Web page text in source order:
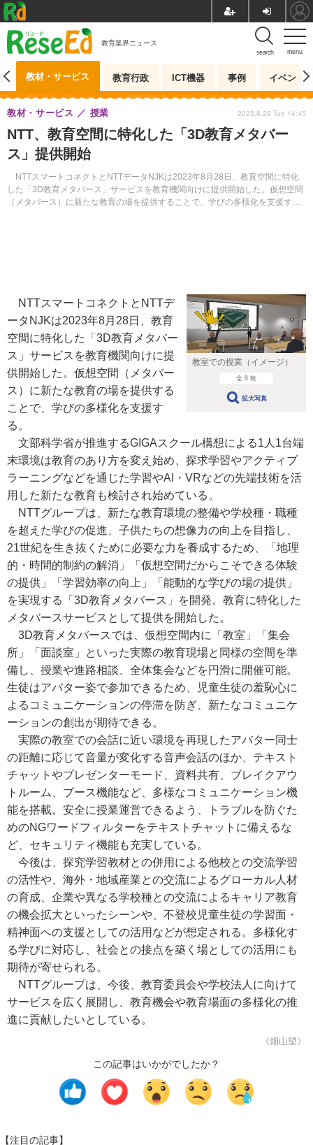
menu
search
教育業界ニュース
教材・サービス 教育行政 ICT機器 事例 イベント
NTT、教育空間に特化した「3D教育メタバー
ス」提供開始
NTTスマートコネクトとNTTデータNJKは2023年8月28日、教育空間に特化
した「3D教育メタバース」サービスを教育機関向けに提供開始した。仮想空間
（メタバース）に新たな教育の場を提供することで、学びの多様化を支援す
教材・サービス 授業 2023.8.29 Tue 14:45
教室での授業（イメージ）
全 8 枚
拡大写真
NTTスマートコネクトとNTTデ
ータNJKは2023年8月28日、教育
空間に特化した「3D教育メタバー
ス」サービスを教育機関向けに提
供開始した。仮想空間（メタバー
ス）に新たな教育の場を提供する
ことで、学びの多様化を支援す
る。
文部科学省が推進するGIGAスクール構想による1人1台端
末環境は教育のあり方を変え始め、探求学習やアクティブ
ラーニングなどを通じた学習やAI・VRなどの先端技術を活
用した新たな教育も検討され始めている。
NTTグループは、新たな教育環境の整備や学校種・職種
を超えた学びの促進、子供たちの想像力の向上を目指し、
21世紀を生き抜くために必要な力を養成するため、「地理
的・時間的制約の解消」「仮想空間だからこそできる体験
の提供」「学習効率の向上」「能動的な学びの場の提供」
を実現する「3D教育メタバース」を開発。教育に特化した
メタバースサービスとして提供を開始した。
3D教育メタバースでは、仮想空間内に「教室」「集会
所」「面談室」といった実際の教育現場と同様の空間を準
備し、授業や進路相談、全体集会などを円滑に開催可能。
生徒はアバター姿で参加できるため、児童生徒の羞恥心に
よるコミュニケーションの停滞を防ぎ、新たなコミュニケ
ーションの創出が期待できる。
実際の教室での会話に近い環境を再現したアバター同士
の距離に応じて音量が変化する音声会話のほか、テキスト
チャットやプレゼンターモード、資料共有、ブレイクアウ
トルーム、ブース機能など、多様なコミュニケーション機
能を搭載。安全に授業運営できるよう、トラブルを防ぐた
めのNGワードフィルターをテキストチャットに備えるな
ど、セキュリティ機能も充実している。
今後は、探究学習教材との併用による他校との交流学習
の活性や、海外・地域産業との交流によるグローカル人材
の育成、企業や異なる学校種との交流によるキャリア教育
の機会拡大といったシーンや、不登校児童生徒の学習面・
精神面への支援としての活用などが想定される。多様化す
る学びに対応し、社会との接点を築く場としての活用にも
期待が寄せられる。
NTTグループは、今後、教育委員会や学校法人に向けて
サービスを広く展開し、教育機会や教育場面の多様化の推
進に貢献したいとしている。
《畑山望》
この記事はいかがでしたか？
【注目の記事】